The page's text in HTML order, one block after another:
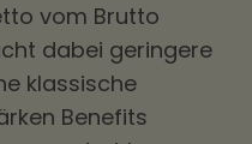
vom Brutto
dabei geringere
klassische
Benefits